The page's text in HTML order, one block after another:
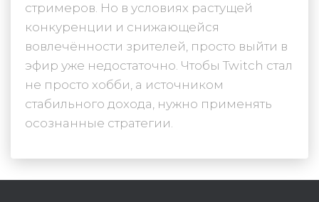
стримеров. Но в условиях растущей
конкуренции и снижающейся
вовлечённости зрителей, просто выйти в
эфир уже недостаточно. Чтобы Twitch стал
не просто хобби, а источником
стабильного дохода, нужно применять
осознанные стратегии.